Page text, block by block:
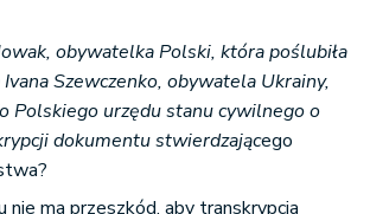
obywatelka Polski, która poślubiła
Szewczenko, obywatela Ukrainy,
Polskiego urzędu stanu cywilnego o
dokumentu stwierdzającego
ma przeszkód, aby transkrypcja